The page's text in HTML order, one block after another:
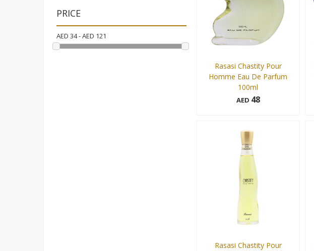
PRICE
AED 34- AED 121
Rasasi Chastity Pour
Homme Eau De Parfum
100ml
AED 48
Rasasi Chastity Pour